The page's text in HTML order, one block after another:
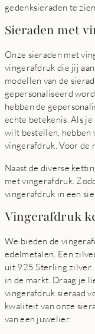
gedenksieraden te zien.
Sieraden met
Onze sieraden met
vingerafdruk die jij
modellen van de
gepersonaliseerd
hebben de
echte betekenis. Als
wilt bestellen, hebben
vingerafdruk. Voor de
Naast de diverse
met vingerafdruk.
vingerafdruk in een
Vingerafdruk
We bieden de
edelmetalen. Een
uit 925 Sterling zilver.
in de markt. Draag je
vingerafdruk sieraad
kwaliteit van onze
van een juwelier.